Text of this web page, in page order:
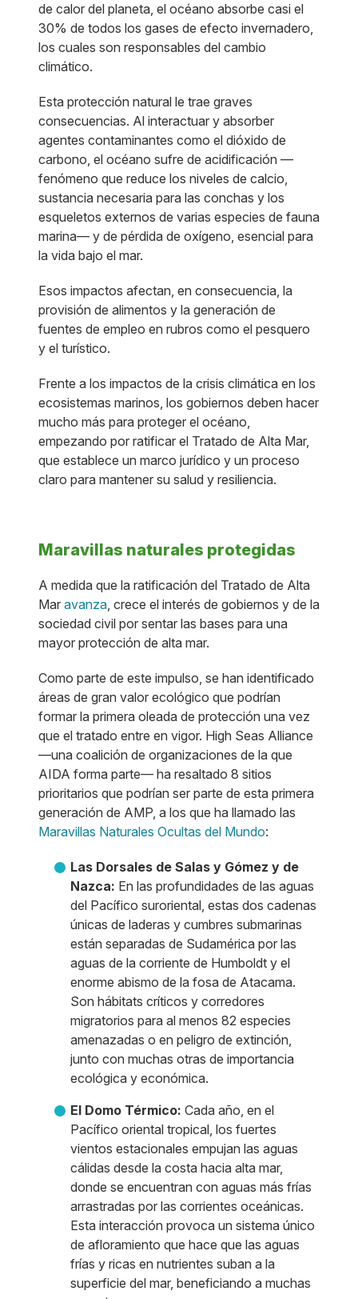
de calor del planeta, el océano absorbe casi el
30% de todos los gases de efecto invernadero,
los cuales son responsables del cambio
climático.
Esta protección natural le trae graves
consecuencias. Al interactuar y absorber
agentes contaminantes como el dióxido de
carbono, el océano sufre de acidificación —
fenómeno que reduce los niveles de calcio,
sustancia necesaria para las conchas y los
esqueletos externos de varias especies de fauna
marina— y de pérdida de oxígeno, esencial para
la vida bajo el mar.
Esos impactos afectan, en consecuencia, la
provisión de alimentos y la generación de
fuentes de empleo en rubros como el pesquero
y el turístico.
Frente a los impactos de la crisis climática en los
ecosistemas marinos, los gobiernos deben hacer
mucho más para proteger el océano,
empezando por ratificar el Tratado de Alta Mar,
que establece un marco jurídico y un proceso
claro para mantener su salud y resiliencia.
Maravillas naturales protegidas
A medida que la ratificación del Tratado de Alta
Mar avanza, crece el interés de gobiernos y de la
sociedad civil por sentar las bases para una
mayor protección de alta mar.
Como parte de este impulso, se han identificado
áreas de gran valor ecológico que podrían
formar la primera oleada de protección una vez
que el tratado entre en vigor. High Seas Alliance
—una coalición de organizaciones de la que
AIDA forma parte— ha resaltado 8 sitios
prioritarios que podrían ser parte de esta primera
generación de AMP, a los que ha llamado las
Maravillas Naturales Ocultas del Mundo:
Las Dorsales de Salas y Gómez y de
Nazca: En las profundidades de las aguas
del Pacífico suroriental, estas dos cadenas
únicas de laderas y cumbres submarinas
están separadas de Sudamérica por las
aguas de la corriente de Humboldt y el
enorme abismo de la fosa de Atacama.
Son hábitats críticos y corredores
migratorios para al menos 82 especies
amenazadas o en peligro de extinción,
junto con muchas otras de importancia
ecológica y económica.
El Domo Térmico: Cada año, en el
Pacífico oriental tropical, los fuertes
vientos estacionales empujan las aguas
cálidas desde la costa hacia alta mar,
donde se encuentran con aguas más frías
arrastradas por las corrientes oceánicas.
Esta interacción provoca un sistema único
de afloramiento que hace que las aguas
frías y ricas en nutrientes suban a la
superficie del mar, beneficiando a muchas